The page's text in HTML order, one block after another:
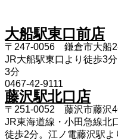
大船駅東口前店
〒247-0056 鎌倉市大船
JR大船駅東口より徒歩3
3分
0467-42-9111
藤沢駅北口店
〒251-0052 藤沢市藤沢
JR東海道線・小田急線北
徒歩2分。江ノ電藤沢駅よ